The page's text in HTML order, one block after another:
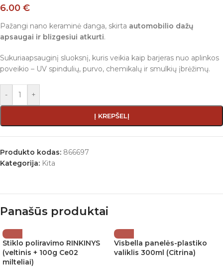
6.00 €
Pažangi nano keraminė danga, skirta automobilio dažų
apsaugai ir blizgesiui atkurti.
Sukuriaapsauginį sluoksnį, kuris veikia kaip barjeras nuo aplinkos
poveikio – UV spindulių, purvo, chemikalų ir smulkių įbrėžimų.
- +
Į KREPŠELĮ
Produkto kodas: 866697
Kategorija: Kita
Panašūs produktai
Stiklo poliravimo RINKINYS
(veltinis + 100g Ce02
milteliai)
Visbella panelės-plastiko
valiklis 300ml (Citrina)